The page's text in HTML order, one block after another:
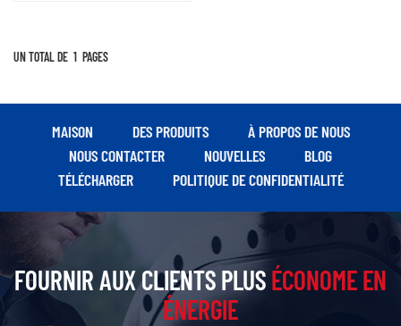
professionnel, équipé d'une
étages et d'un compresseur à
durée de vie ultra longue.
UN TOTAL DE 1 PAGES
MAISON DES PRODUITS
À PROPOS DE NOUS
NOUS CONTACTER
NOUVELLES
BLOG
TÉLÉCHARGER
POLITIQUE DE CONFIDENTIALITÉ
FOURNIR AUX CLIENTS PLUSÉCONOME EN
ÉNERGIE